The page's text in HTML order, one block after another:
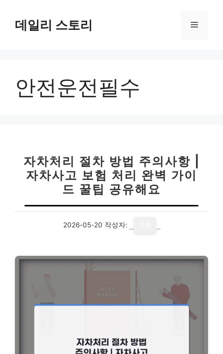
데일리 스토리 메
안전운전필수
자차처리 절차 방법 주의사항 |
자차사고 보험 처리 완벽 가이
드 꿀팁 공유해요
2026-05-20 작성자: